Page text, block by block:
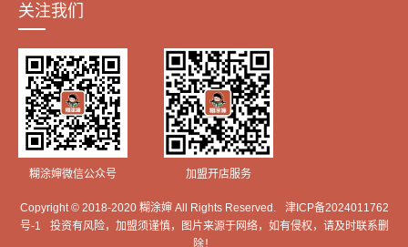
关注我们
糊涂婶微信公众号 加盟开店服务
Copyright © 2018-2020 糊涂婶 All Rights Reserved.
津ICP备2024011762
号-1
投资有风险，加盟须谨慎，图片来源于网络，如有侵权，请及时联系删
除！